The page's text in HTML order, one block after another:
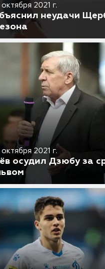
октября 2021 г.
неудачи
октября 2021 г.
осудил Дзюбу за